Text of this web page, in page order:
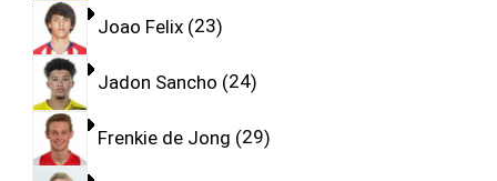
Joao Felix 23
Jadon Sancho 24
Frenkie de Jong 29